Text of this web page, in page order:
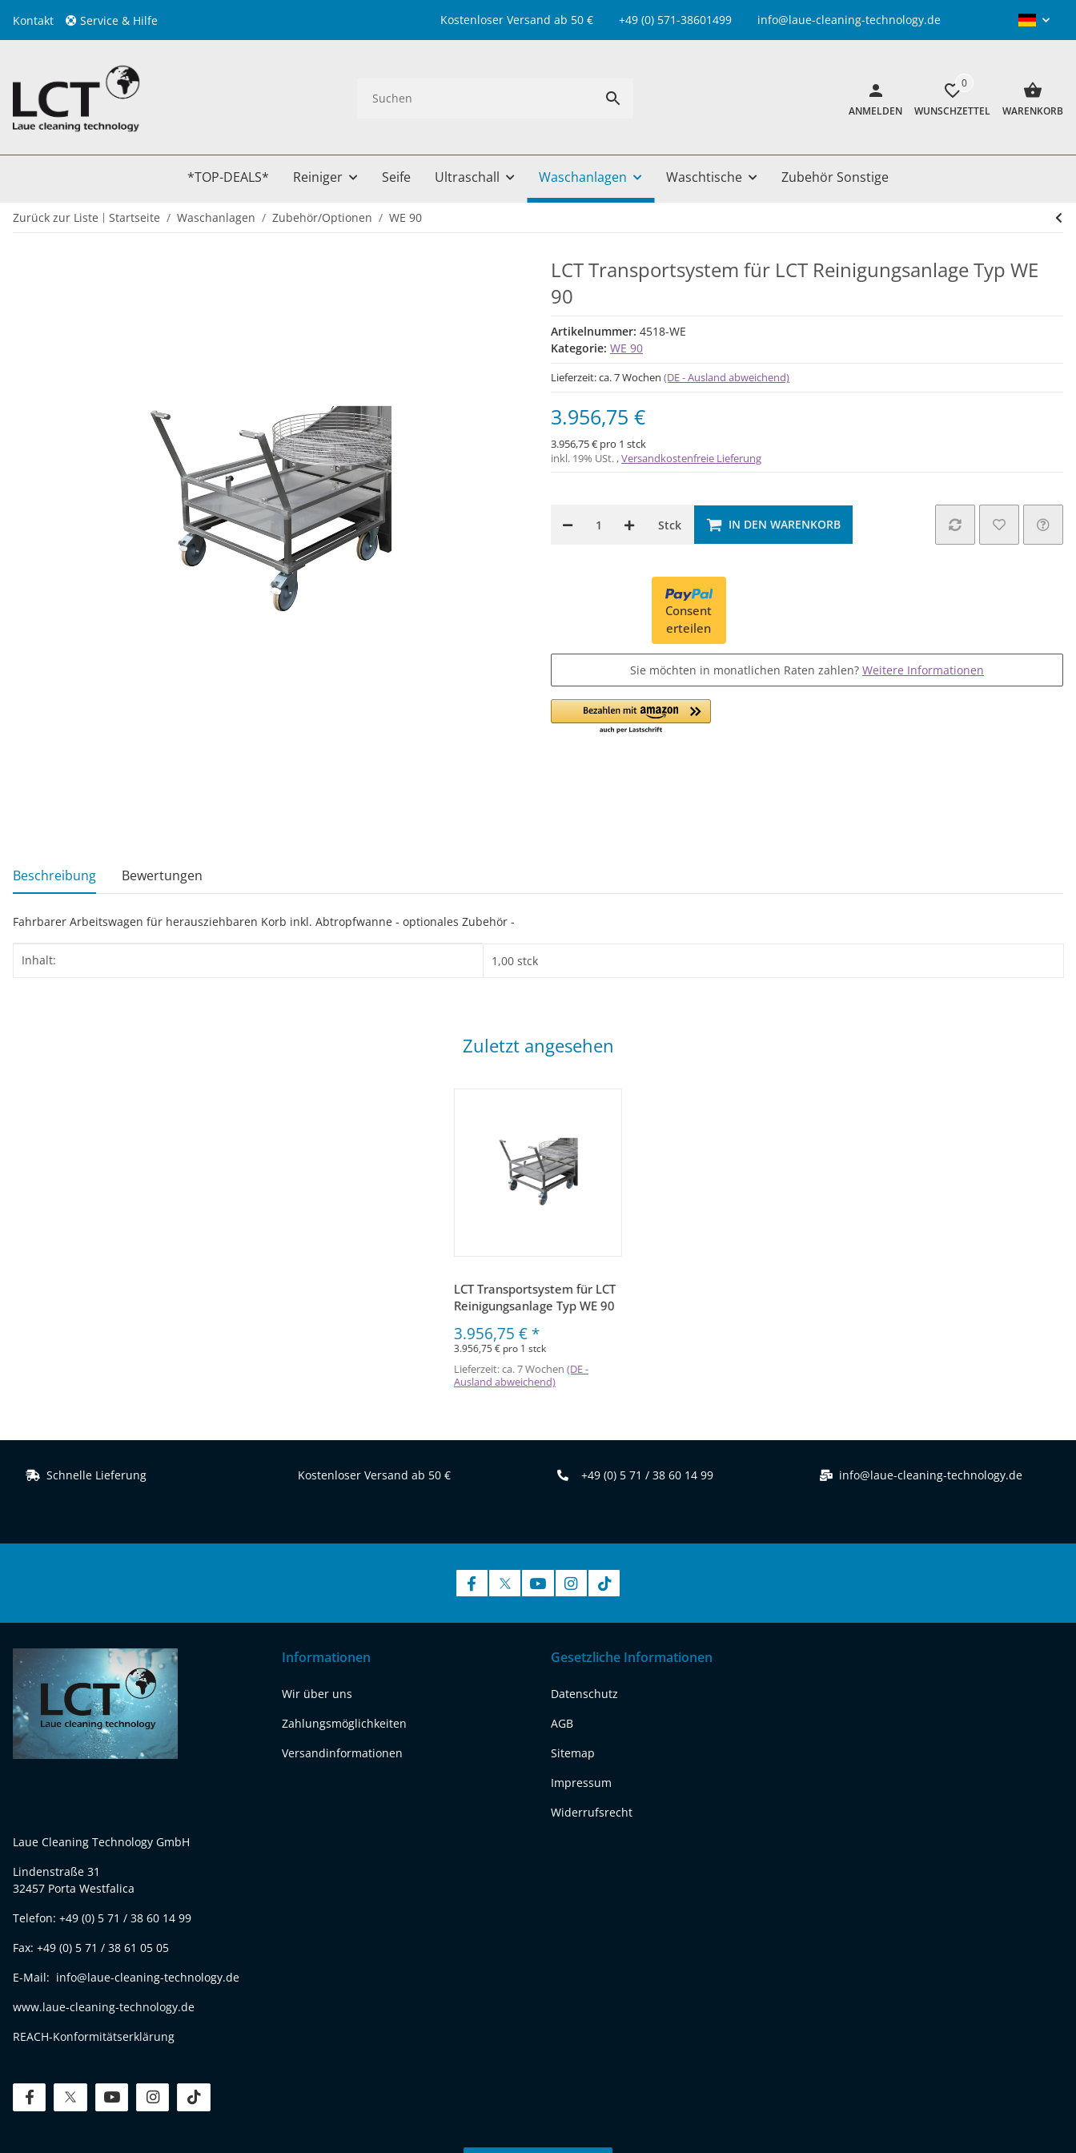
Kontakt Service & Hilfe Kostenloser Versand ab 50 € +49 (0) 571-38601499 info@laue-cleaning-technology.de
ANMELDEN
0
WUNSCHZETTEL WARENKORB
*TOP-DEALS* Reiniger Seife Ultraschall Waschanlagen Waschtische Zubehör Sonstige
Zurück zur Liste Startseite Waschanlagen Zubehör/Optionen WE 90
LCT Transportsystem für LCT Reinigungsanlage Typ WE
90
Artikelnummer: 4518-WE
Kategorie: WE 90
Lieferzeit:ca. 7 Wochen (DE - Ausland abweichend)
3.956,75 €
3.956,75 € pro 1 stck
inkl. 19% USt. ,Versandkostenfreie Lieferung
Stck IN DEN WARENKORB
Consent
erteilen
Sie möchten in monatlichen Raten zahlen? Weitere Informationen
weitere Registerkarten anzeigen
Beschreibung Bewertungen
Fahrbarer Arbeitswagen für herausziehbaren Korb inkl. Abtropfwanne - optionales Zubehör -
Produkteigenschaft
Wert
Inhalt: 1,00 stck
Zuletzt angesehen
LCT Transportsystem für LCT
Reinigungsanlage Typ WE 90
3.956,75 €*
3.956,75 € pro 1 stck
Lieferzeit:ca. 7 Wochen (DE -
Ausland abweichend)
Schnelle Lieferung Kostenloser Versand ab 50 € +49 (0) 5 71 / 38 60 14 99 info@laue-cleaning-technology.de
Laue Cleaning Technology GmbH
Lindenstraße 31
32457 Porta Westfalica
Telefon: +49 (0) 5 71 / 38 60 14 99
Fax: +49 (0) 5 71 / 38 61 05 05
E-Mail: info@laue-cleaning-technology.de
www.laue-cleaning-technology.de
REACH-Konformitätserklärung
facebooktwitteryoutube instagram
Informationen
Wir über uns
Zahlungsmöglichkeiten
Versandinformationen
Gesetzliche Informationen
Datenschutz
AGB
Sitemap
Impressum
Widerrufsrecht